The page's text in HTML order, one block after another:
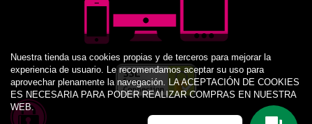
Nuestra tienda usa cookies propias y de terceros para mejorar la
experiencia de usuario. Le recomendamos aceptar su uso para
aprovechar plenamente la navegación. LA ACEPTACIÓN DE COOKIES
ES NECESARIA PARA PODER REALIZAR COMPRAS EN NUESTRA
WEB.